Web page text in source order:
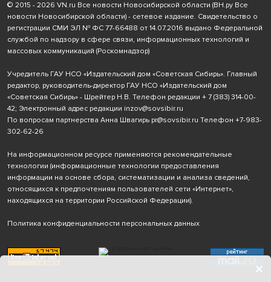
© 2015 - 2026 VN.ru Все новости Новосибирской области (ВН.ру Все
новости Новосибирской области) - сетевое издание. Свидетельство о
регистрации СМИ ЭЛ № ФС 77-66488 от 14.07.2016 выдано Федеральной
службой по надзору в сфере связи, информационных технологий и
массовых коммуникаций (Роскомнадзор)
Учредитель ГАУ НСО «Издательский дом «Советская Сибирь». Главный
редактор, руководитель-директор ГАУ НСО «Издательский дом
«Советская Сибирь» - Шрейтер Н.В. Телефон редакции + 7 (383) 314-00-
42; Электронный адрес редакции inzov@sovsibir.ru
По вопросам партнерства Анна Швагирь pr@sovsibir.ru Телефон +7-983-
302-62-26
На информационном ресурсе применяются рекомендательные
технологии (информационные технологии предоставления
информации на основе сбора, систематизации и анализа сведений,
относящихся к предпочтениям пользователей сети «Интернет»,
находящихся на территории Российской Федерации).
Политика конфиденциальности персональных данных